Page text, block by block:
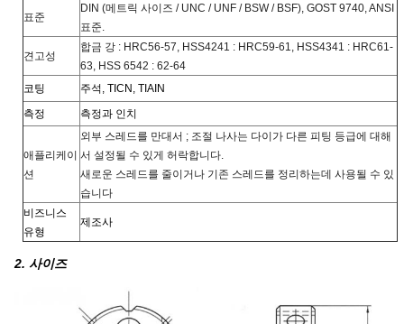
표준
DIN (메트릭 사이즈 / UNC / UNF / BSW / BSF), GOST 9740, ANSI
표준.
견고성
합금 강 : HRC56-57, HSS4241 : HRC59-61, HSS4341 : HRC61-
63, HSS 6542 : 62-64
코팅
주석, TICN, TIAIN
측정
측정과 인치
애플리케이
션
외부 스레드를 만대서 ; 조절 나사는 다이가 다른 피팅 등급에 대해
서 설정될 수 있게 허락합니다.
새로운 스레드를 줄이거나 기존 스레드를 정리하는데 사용될 수 있
습니다
비즈니스
유형
제조사
2. 사이즈